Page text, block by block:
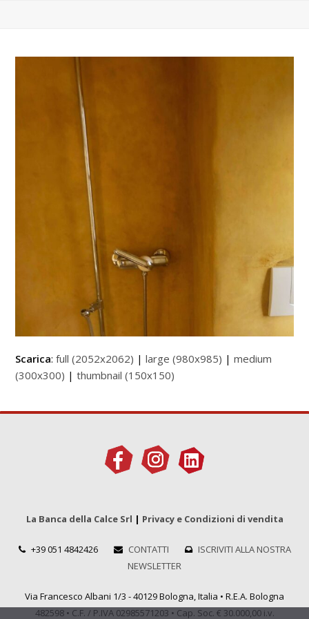
Scarica:full (2052x2062) |large (980x985) |medium
(300x300) |thumbnail (150x150)
La Banca della Calce Srl | Privacy e Condizioni di vendita
+39 051 4842426 CONTATTI
ISCRIVITI ALLA NOSTRA
NEWSLETTER
Via Francesco Albani 1/3 - 40129 Bologna, Italia • R.E.A. Bologna
482598 • C.F. / P.IVA 02985571203 • Cap. Soc. € 30.000,00 i.v.